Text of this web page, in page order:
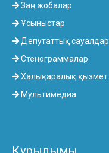
Заң жобалар
Ұсыныстар
Депутаттық сауалдар
Стенограммалар
Халықаралық қызмет
Мультимедиа